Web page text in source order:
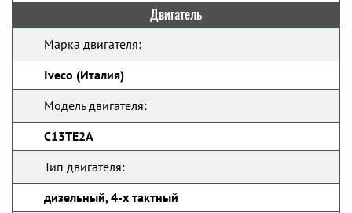
Двигатель
Марка двигателя:
Iveco (Италия)
Модель двигателя:
C13TE2A
Тип двигателя:
дизельный, 4-х тактный